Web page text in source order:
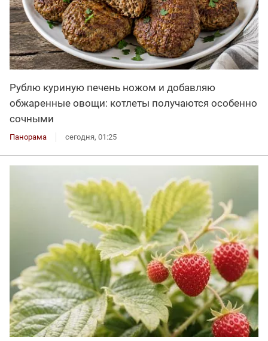
Рублю куриную печень ножом и добавляю
обжаренные овощи: котлеты получаются особенно
сочными
Панорама сегодня, 01:25